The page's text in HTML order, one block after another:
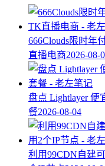
666Clouds限时年
直播电商2026-08-
盘点 Lightlayer 便
餐2026-08-04
利用99CDN自建